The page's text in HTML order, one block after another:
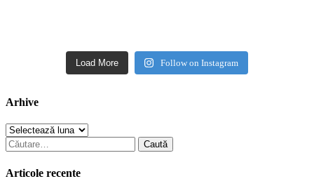
Load More Follow on Instagram
Arhive
Arhive
Caută
după:
Articole recente